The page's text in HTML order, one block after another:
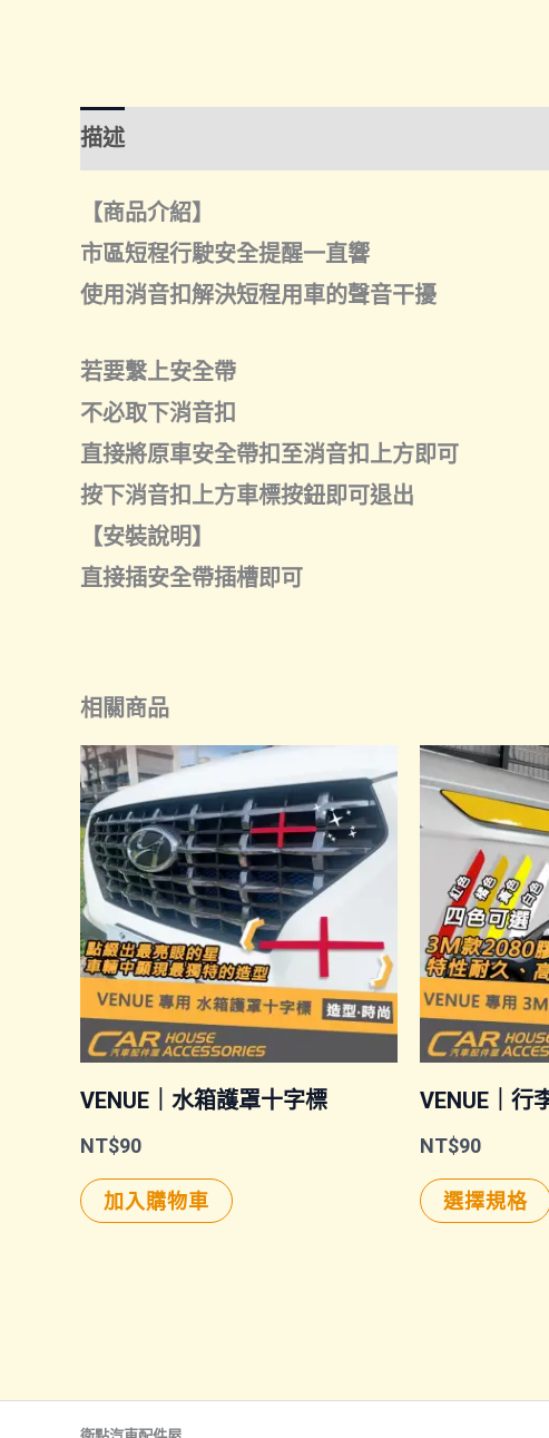
描述
【商品介紹】
市區短程行駛安全提醒一直響
使用消音扣解決短程用車的聲音干擾
若要繫上安全帶
不必取下消音扣
直接將原車安全帶扣至消音扣上方即可
按下消音扣上方車標按鈕即可退出
【安裝說明】
直接插安全帶插槽即可
相關商品
VENUE｜水箱護罩十字標
NT$90
加入購物車
VENUE｜行
NT$90
選擇規格